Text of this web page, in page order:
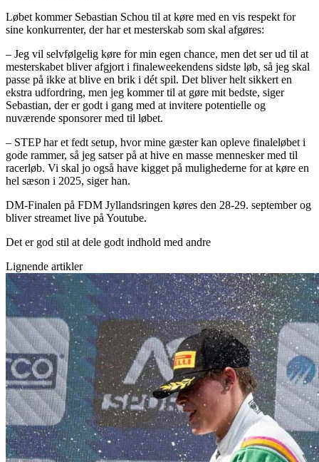
Løbet kommer Sebastian Schou til at køre med en vis respekt for
sine konkurrenter, der har et mesterskab som skal afgøres:
– Jeg vil selvfølgelig køre for min egen chance, men det ser ud til at
mesterskabet bliver afgjort i finaleweekendens sidste løb, så jeg skal
passe på ikke at blive en brik i dét spil. Det bliver helt sikkert en
ekstra udfordring, men jeg kommer til at gøre mit bedste, siger
Sebastian, der er godt i gang med at invitere potentielle og
nuværende sponsorer med til løbet.
– STEP har et fedt setup, hvor mine gæster kan opleve finaleløbet i
gode rammer, så jeg satser på at hive en masse mennesker med til
racerløb. Vi skal jo også have kigget på mulighederne for at køre en
hel sæson i 2025, siger han.
DM-Finalen på FDM Jyllandsringen køres den 28-29. september og
bliver streamet live på Youtube.
Det er god stil at dele godt indhold med andre
Lignende artikler